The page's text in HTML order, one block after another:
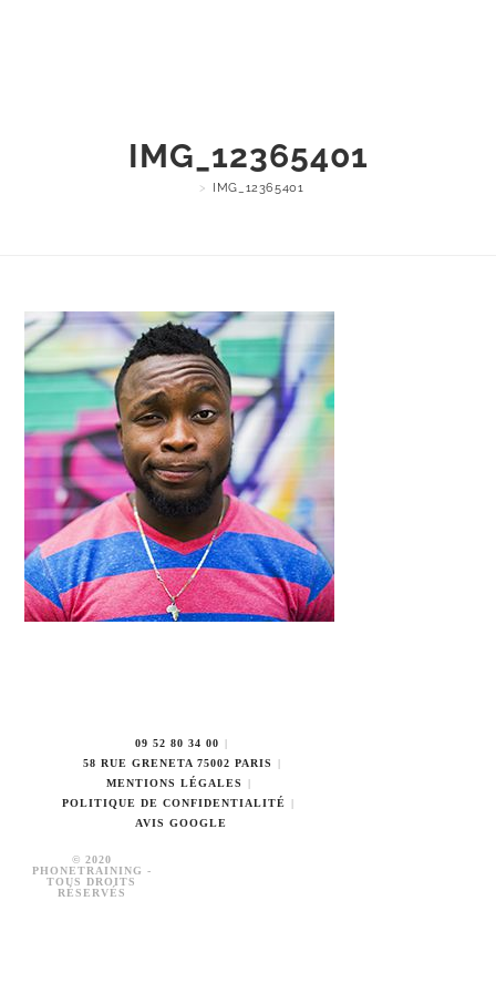
IMG_12365401
> IMG_12365401
09 52 80 34 00
58 RUE GRENETA 75002 PARIS
MENTIONS LÉGALES
POLITIQUE DE CONFIDENTIALITÉ
AVIS GOOGLE
© 2020
PHONETRAINING -
TOUS DROITS
RÉSERVÉS